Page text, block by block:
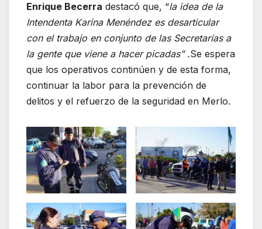
Enrique Becerra destacó que, “la idea de la
Intendenta Karina Menéndez es desarticular
con el trabajo en conjunto de las Secretarías a
la gente que viene a hacer picadas” .Se espera
que los operativos continúen y de esta forma,
continuar la labor para la prevención de
delitos y el refuerzo de la seguridad en Merlo.